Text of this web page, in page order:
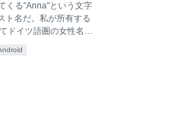
内容について、私はあ
こうであろうとは思う
くる"Anna"という文字
ト名だ。私が所有する
ドイツ語圏の女性名を
T61をメインに使って
大きさに限られてしま